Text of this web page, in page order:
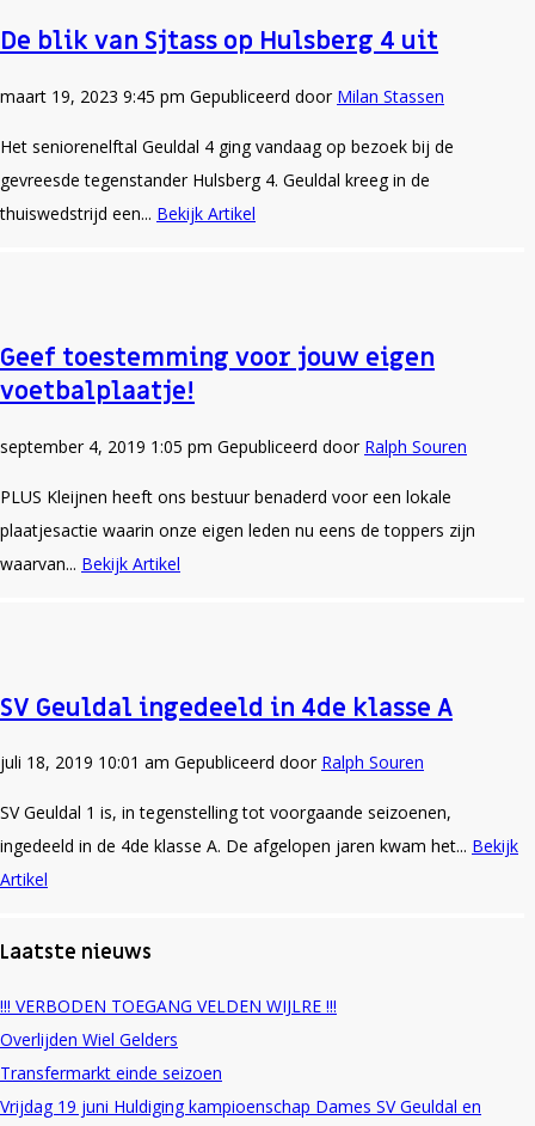
De blik van Sjtass op Hulsberg 4 uit
maart 19, 2023 9:45 pm Gepubliceerd door Milan Stassen
Het seniorenelftal Geuldal 4 ging vandaag op bezoek bij de
gevreesde tegenstander Hulsberg 4. Geuldal kreeg in de
thuiswedstrijd een... Bekijk Artikel
Geef toestemming voor jouw eigen
voetbalplaatje!
september 4, 2019 1:05 pm Gepubliceerd door Ralph Souren
PLUS Kleijnen heeft ons bestuur benaderd voor een lokale
plaatjesactie waarin onze eigen leden nu eens de toppers zijn
waarvan... Bekijk Artikel
SV Geuldal ingedeeld in 4de klasse A
juli 18, 2019 10:01 am Gepubliceerd door Ralph Souren
SV Geuldal 1 is, in tegenstelling tot voorgaande seizoenen,
ingedeeld in de 4de klasse A. De afgelopen jaren kwam het... Bekijk
Artikel
Laatste nieuws
!!! VERBODEN TOEGANG VELDEN WIJLRE !!!
Overlijden Wiel Gelders
Transfermarkt einde seizoen
Vrijdag 19 juni Huldiging kampioenschap Dames SV Geuldal en